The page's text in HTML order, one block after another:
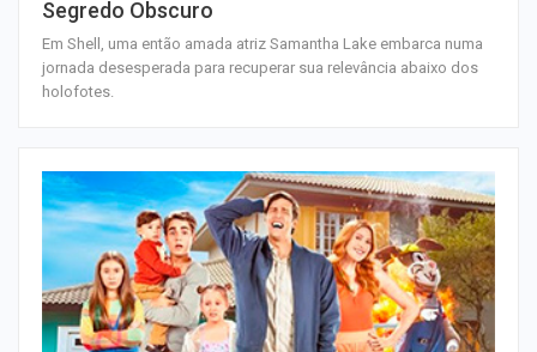
Segredo Obscuro
Em Shell, uma então amada atriz Samantha Lake embarca numa
jornada desesperada para recuperar sua relevância abaixo dos
holofotes.